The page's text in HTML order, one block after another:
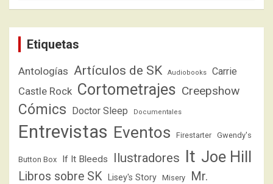
Etiquetas
Antologías Artículos de SK Audiobooks Carrie
Castle Rock Cortometrajes Creepshow
Cómics Doctor Sleep Documentales
Entrevistas Eventos Firestarter Gwendy's
Button Box If It Bleeds Ilustradores It Joe Hill
Libros sobre SK Lisey's Story Misery
Mr.